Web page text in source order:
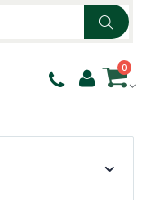
0